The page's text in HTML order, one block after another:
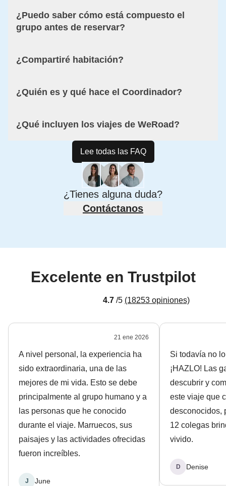
¿Puedo saber cómo está compuesto el
grupo antes de reservar?
¿Compartiré habitación?
¿Quién es y qué hace el Coordinador?
¿Qué incluyen los viajes de WeRoad?
Lee todas las FAQ
¿Tienes alguna duda?
Contáctanos
Excelente en Trustpilot
4.7 /5 (18253 opiniones)
21 ene 2026
A nivel personal, la experiencia ha
sido extraordinaria, una de las
mejores de mi vida. Esto se debe
principalmente al grupo humano y a
las personas que he conocido
durante el viaje. Marruecos, sus
paisajes y las actividades ofrecidas
fueron increíbles.
J June
Si todavía no
¡HAZLO! Las
descubrir y
este viaje que
desconocidos,
12 colegas
vivido.
D Denise